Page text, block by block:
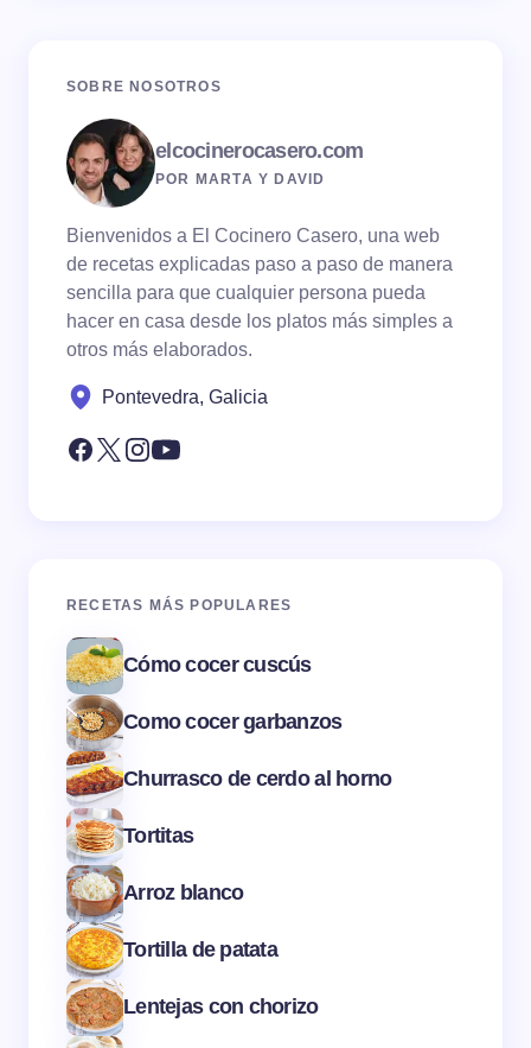
SOBRE NOSOTROS
elcocinerocasero.com
POR MARTA Y DAVID
Bienvenidos a El Cocinero Casero, una web
de recetas explicadas paso a paso de manera
sencilla para que cualquier persona pueda
hacer en casa desde los platos más simples a
otros más elaborados.
Pontevedra, Galicia
RECETAS MÁS POPULARES
Cómo cocer cuscús
Como cocer garbanzos
Churrasco de cerdo al horno
Tortitas
Arroz blanco
Tortilla de patata
Lentejas con chorizo